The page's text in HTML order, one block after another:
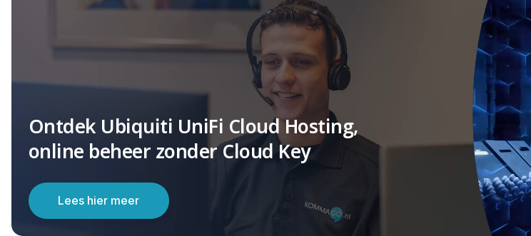
Ontdek Ubiquiti UniFi Cloud Hosting,
online beheer zonder Cloud Key
Lees hier meer